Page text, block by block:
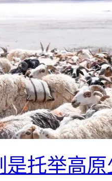
是托举高